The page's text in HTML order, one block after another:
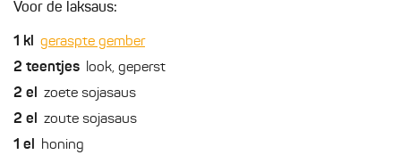
Voor de laksaus:
1 kl geraspte gember
2 teentjes look, geperst
2 el zoete sojasaus
2 el zoute sojasaus
1 el honing